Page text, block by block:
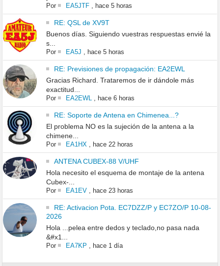
Por EA5JTF, hace 5 horas
RE: QSL de XV9T
Buenos días. Siguiendo vuestras respuestas envié la
s...
Por EA5J hace 5 horas
RE: Previsiones de propagación: EA2EWL
Gracias Richard. Trataremos de ir dándole más
exactitud...
Por EA2EWL hace 6 horas
RE: Soporte de Antena en Chimenea...?
El problema NO es la sujeción de la antena a la
chimene...
Por EA1HX hace 22 horas
ANTENA CUBEX-88 V/UHF
Hola necesito el esquema de montaje de la antena
Cubex-...
Por EA1EV, hace 23 horas
RE: Activacion Pota. EC7DZZ/P y EC7ZO/P 10-08-
2026
Hola ...pelea entre dedos y teclado,no pasa nada
&#x1...
Por EA7KP hace 1 día